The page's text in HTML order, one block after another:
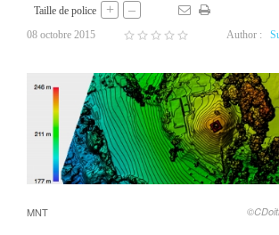
Taille de police + –
08 octobre 2015 Author :
MNT